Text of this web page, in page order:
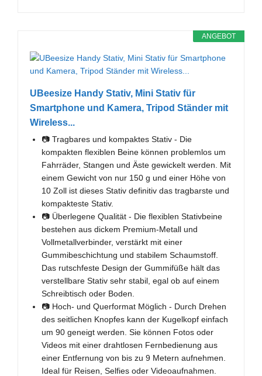
ANGEBOT
UBeesize Handy Stativ, Mini Stativ für
Smartphone und Kamera, Tripod Ständer mit
Wireless...
📷 Tragbares und kompaktes Stativ - Die
kompakten flexiblen Beine können problemlos um
Fahrräder, Stangen und Äste gewickelt werden. Mit
einem Gewicht von nur 150 g und einer Höhe von
10 Zoll ist dieses Stativ definitiv das tragbarste und
kompakteste Stativ.
📷 Überlegene Qualität - Die flexiblen Stativbeine
bestehen aus dickem Premium-Metall und
Vollmetallverbinder, verstärkt mit einer
Gummibeschichtung und stabilem Schaumstoff.
Das rutschfeste Design der Gummifüße hält das
verstellbare Stativ sehr stabil, egal ob auf einem
Schreibtisch oder Boden.
📷 Hoch- und Querformat Möglich - Durch Drehen
des seitlichen Knopfes kann der Kugelkopf einfach
um 90 geneigt werden. Sie können Fotos oder
Videos mit einer drahtlosen Fernbedienung aus
einer Entfernung von bis zu 9 Metern aufnehmen.
Ideal für Reisen, Selfies oder Videoaufnahmen.